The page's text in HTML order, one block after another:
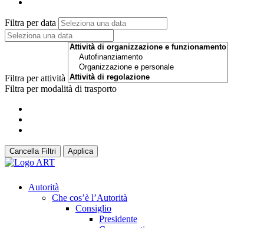
Filtra per data
Filtra per attività
Filtra per modalità di trasporto
Cancella Filtri Applica
Autorità
Che cos’è l’Autorità
Consiglio
Presidente